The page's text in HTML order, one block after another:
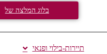
בלוג המלצה של
תיירות-בילוי ופנאי